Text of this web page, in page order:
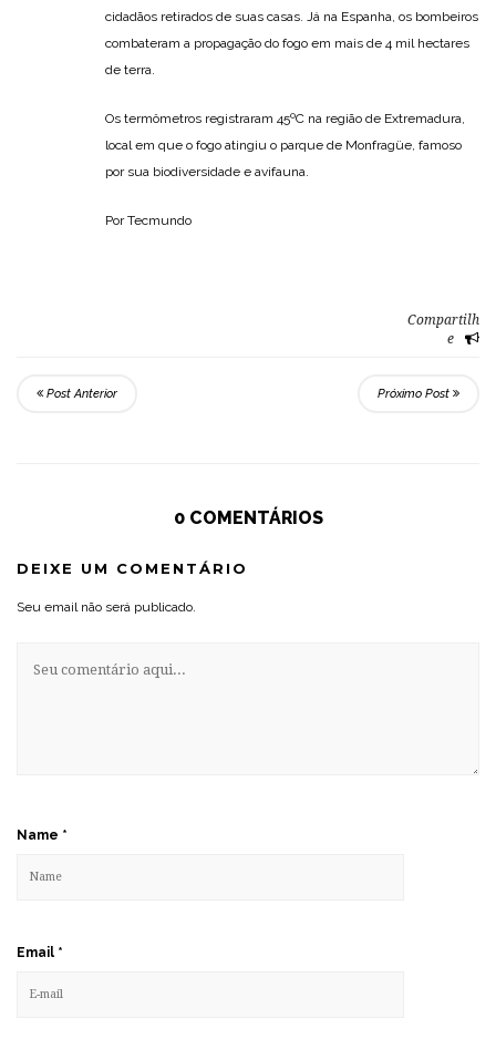
cidadãos retirados de suas casas. Já na Espanha, os bombeiros
combateram a propagação do fogo em mais de 4 mil hectares
de terra.
Os termômetros registraram 45ºC na região de Extremadura,
local em que o fogo atingiu o parque de Monfragüe, famoso
por sua biodiversidade e avifauna.
Por Tecmundo
Compartilh
e
Post Anterior Próximo Post
0 COMENTÁRIOS
DEIXE UM COMENTÁRIO
Seu email não será publicado.
Name *
Email *